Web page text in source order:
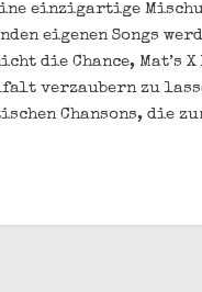
einzigartige
eigenen Songs
die Chance, Mat’s
verzaubern zu
Chansons, die